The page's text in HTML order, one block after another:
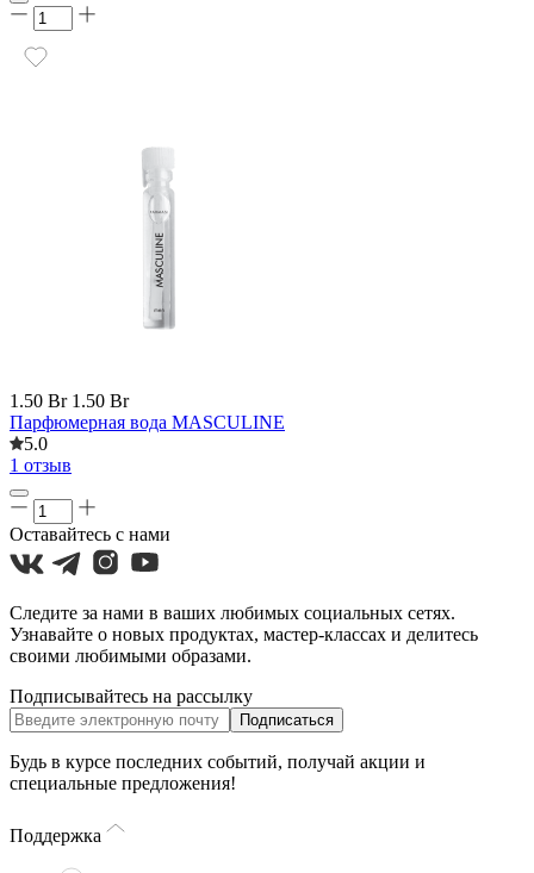
1.50 Br 1.50 Br
Парфюмерная вода MASCULINE
5.0
1 отзыв
Оставайтесь с нами
Следите за нами в ваших любимых социальных сетях.
Узнавайте о новых продуктах, мастер-классах и делитесь
своими любимыми образами.
Подписывайтесь на рассылку
Подписаться
Будь в курсе последних событий, получай акции и
специальные предложения!
Поддержка